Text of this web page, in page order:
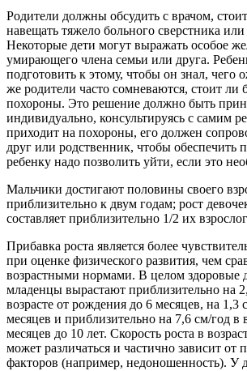
Родители должны обсудить с врачом,
навещать тяжело больного сверстника или
Некоторые дети могут выражать особое
умирающего члена семьи или друга.
подготовить к этому, чтобы он знал, чего
же родители часто сомневаются, стоит ли
похороны. Это решение должно быть
индивидуально, консультируясь с самим
приходит на похороны, его должен
друг или родственник, чтобы обеспечить
ребенку надо позволить уйти, если это
Мальчики достигают половины своего
приблизительно к двум годам; рост
составляет приблизительно 1/2 их
Прибавка роста является более
при оценке физического развития, чем
возрастными нормами. В целом здоровые
младенцы вырастают приблизительно на
возрасте от рождения до 6 месяцев, на 1,3
месяцев и приблизительно на 7,6 см/год в
месяцев до 10 лет. Скорость роста в
может различаться и частично зависит от
факторов (например, недоношенность). У